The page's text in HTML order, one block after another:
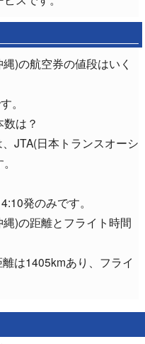
)の航空券の値段はいく
。
は？
JTA(日本トランスオーシ
発のみです。
)の距離とフライト時間
は1405kmあり、フライ